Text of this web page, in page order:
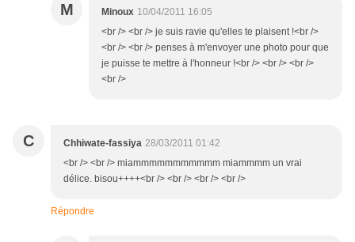
M Minoux 10/04/2011 16:05
<br /> <br /> je suis ravie qu'elles te plaisent !<br />
<br /> <br /> penses à m'envoyer une photo pour que
je puisse te mettre à l'honneur !<br /> <br /> <br />
<br />
C Chhiwate-fassiya 28/03/2011 01:42
<br /> <br /> miammmmmmmmmmm miammmm un vrai
délice. bisou++++<br /> <br /> <br /> <br />
Répondre